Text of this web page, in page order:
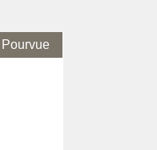
Pourvue